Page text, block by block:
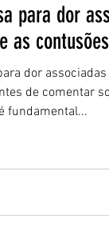
para dor
as contusões
dor
de comentar
fundamental...